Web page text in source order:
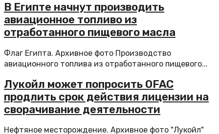
В Египте начнут производить
авиационное топливо из
отработанного пищевого масла
Флаг Египта. Архивное фото Производство
авиационного топлива из отработанного пищевого...
Лукойл может попросить OFAC
продлить срок действия лицензии на
сворачивание деятельности
Нефтяное месторождение. Архивное фото "Лукойл"